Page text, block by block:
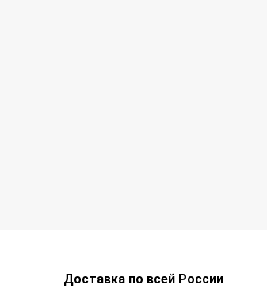
Доставка по всей России